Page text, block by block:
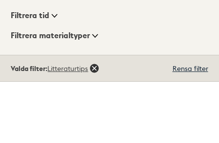
Visningsläge
Filtrera tid
Filtrera materialtyper
träffar
Valda filter:Litteraturtips Rensa filter